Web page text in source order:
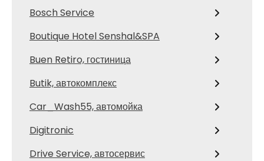
Bosch Service
Boutique Hotel Senshal&SPA
Buen Retiro, гостиница
Butik, автокомплекс
Car_Wash55, автомойка
Digitronic
Drive Service, автосервис